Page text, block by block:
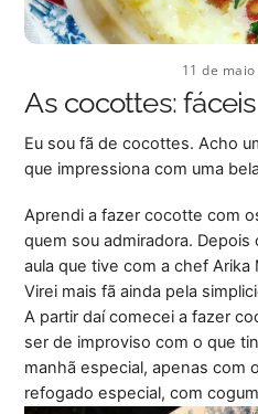
11 de
As cocottes:
Eu sou fã de cocottes. Acho
que impressiona com uma
Aprendi a fazer cocotte com
quem sou admiradora.
aula que tive com a chef
Virei mais fã ainda pela
A partir daí comecei a fazer
ser de improviso com o que
manhã especial, apenas com
refogado especial, com